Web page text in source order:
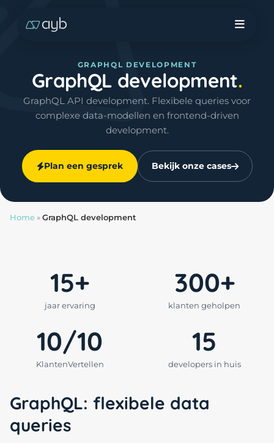
GRAPHQL DEVELOPMENT
GraphQL development
GraphQL API development. Flexibele queries voor
complexe data-modellen en frontend-driven
development.
Plan een gesprek Bekijk onze cases
Home »GraphQL development
15+
jaar ervaring
300+
klanten geholpen
10/10
KlantenVertellen
15
developers in huis
GraphQL: flexibele data
queries